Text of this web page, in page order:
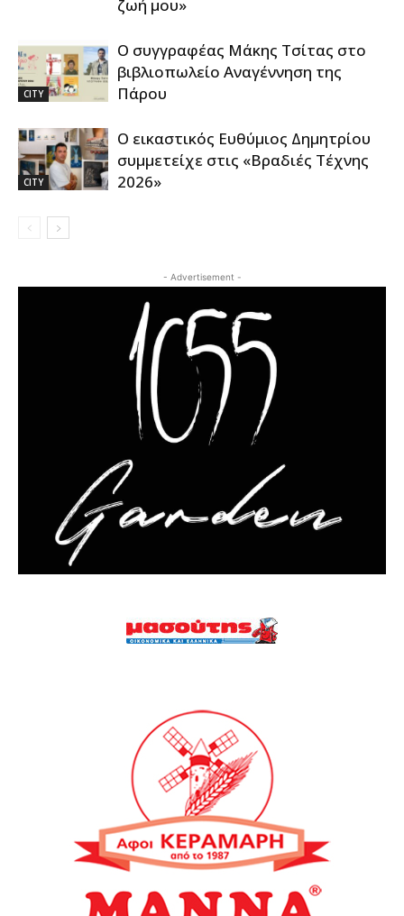
ζωή μου»
CITY
Ο συγγραφέας Μάκης Τσίτας στο
βιβλιοπωλείο Αναγέννηση της
Πάρου
CITY
Ο εικαστικός Ευθύμιος Δημητρίου
συμμετείχε στις «Βραδιές Τέχνης
2026»
- Advertisement -